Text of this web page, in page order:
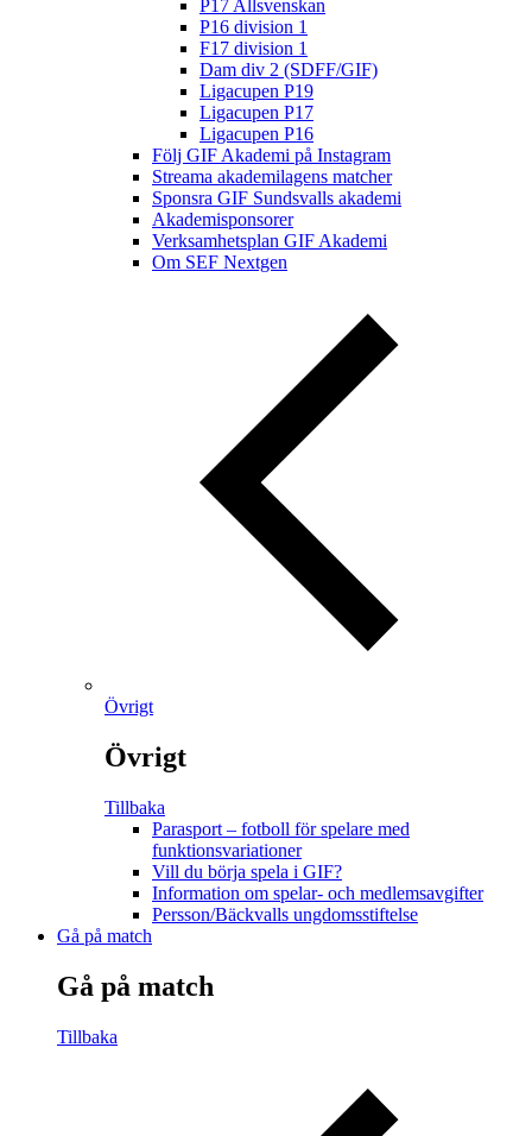
P17 Allsvenskan
P16 division 1
F17 division 1
Dam div 2 (SDFF/GIF)
Ligacupen P19
Ligacupen P17
Ligacupen P16
Följ GIF Akademi på Instagram
Streama akademilagens matcher
Sponsra GIF Sundsvalls akademi
Akademisponsorer
Verksamhetsplan GIF Akademi
Om SEF Nextgen
Övrigt
Övrigt
Tillbaka
Parasport – fotboll för spelare med
funktionsvariationer
Vill du börja spela i GIF?
Information om spelar- och medlemsavgifter
Persson/Bäckvalls ungdomsstiftelse
Gå på match
Gå på match
Tillbaka